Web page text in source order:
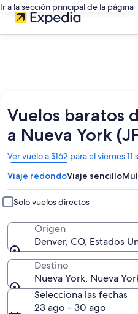
Ir a la sección principal de la página
Vuelos baratos
a Nueva York
Ver vuelo a $162 para el viernes
Se
abrirá
en
una
nueva
ventana
Viaje redondoViaje sencillo
Solo vuelos directos
Origen
Denver, CO, Estados
Destino
Nueva York, Nueva
Selecciona las fechas
23 ago - 30 ago